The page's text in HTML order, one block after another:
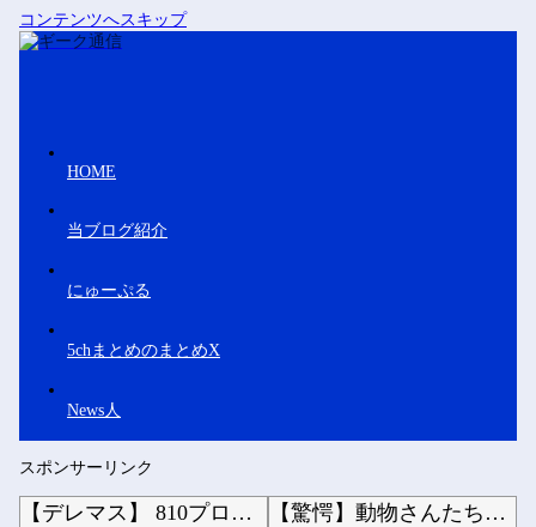
コンテンツへスキップ
HOME
当ブログ紹介
にゅーぷる
5chまとめのまとめX
News人
スポンサーリンク
【デレマス】 810プロエアコン騒動【ぷちかれシリーズ】
【驚愕】動物さんたち、一斉に「コンビニの棚」に興味を示し始める・・・他